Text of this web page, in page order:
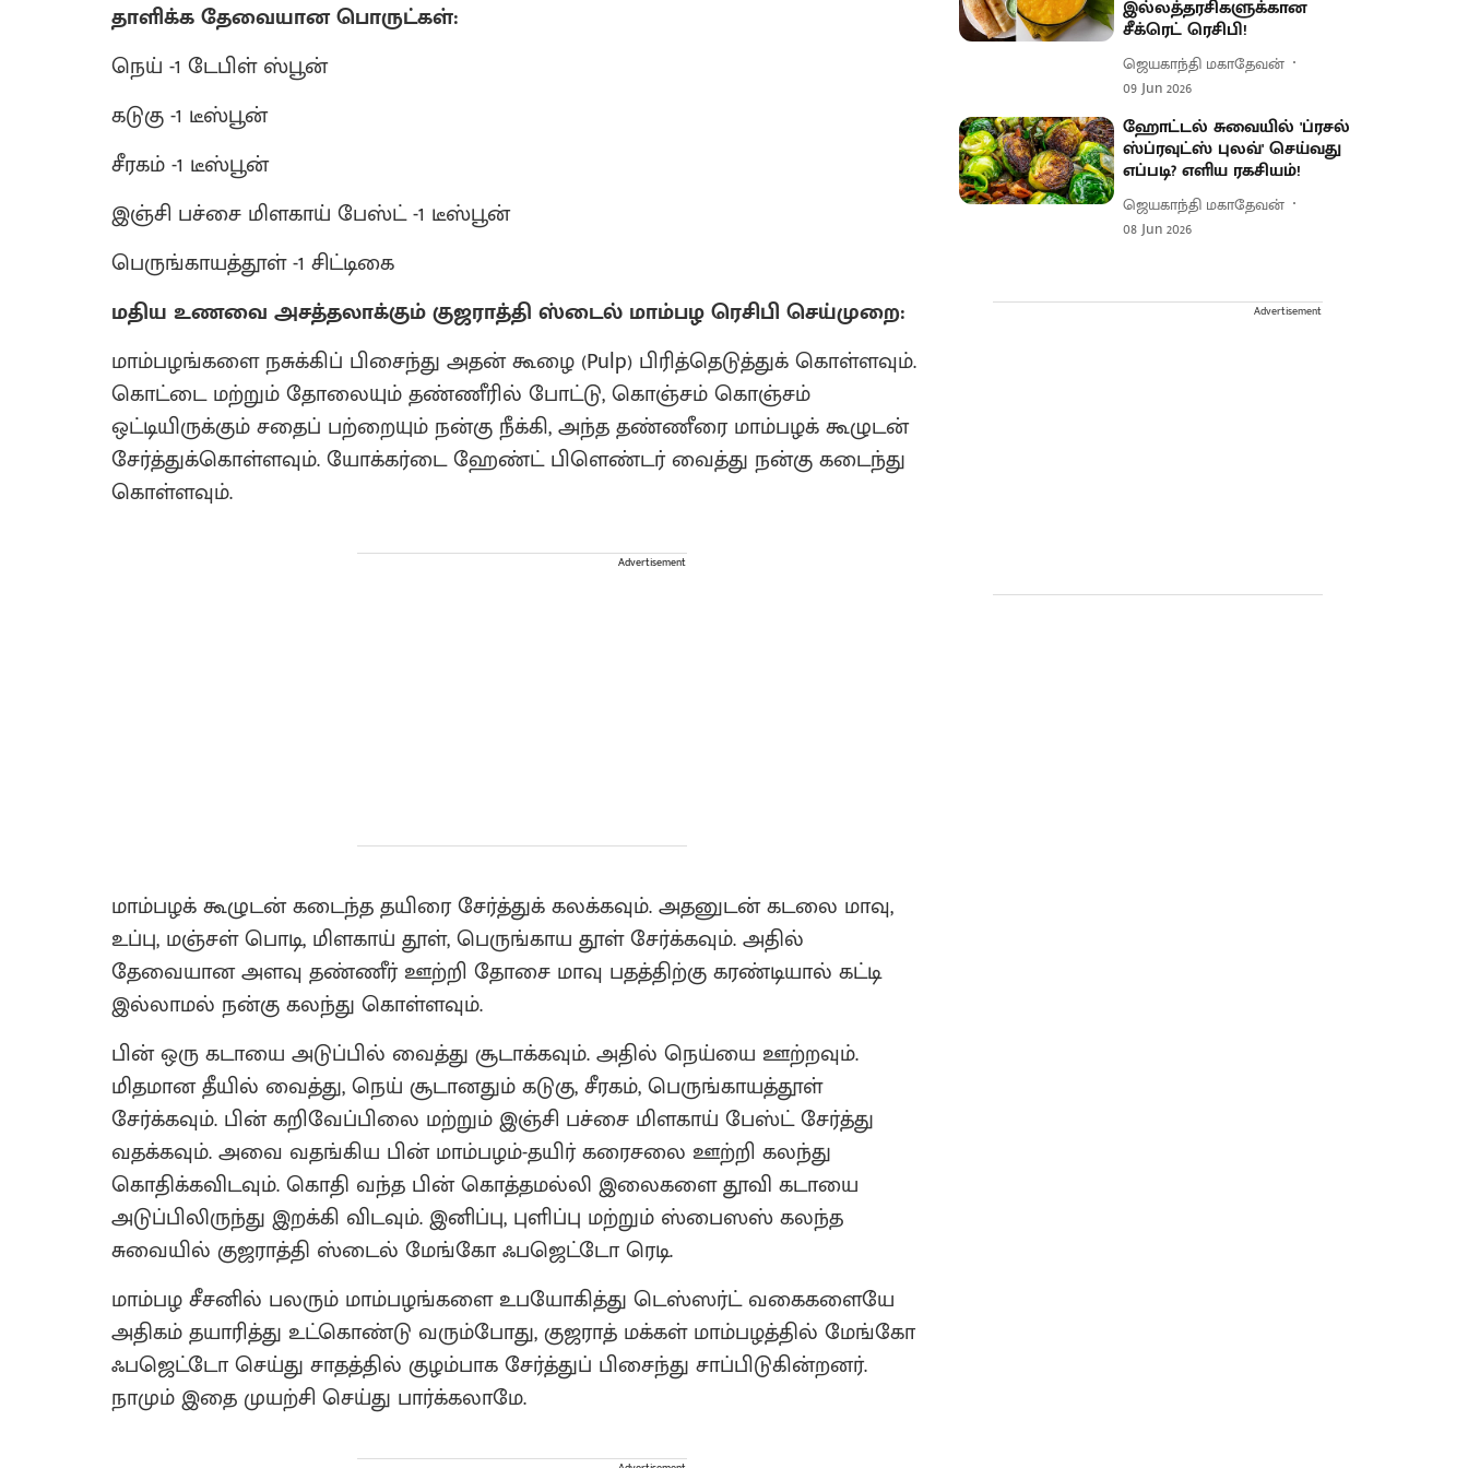
தாளிக்க தேவையான பொருட்கள்:
நெய் -1 டேபிள் ஸ்பூன்
கடுகு -1 டீஸ்பூன்
சீரகம் -1 டீஸ்பூன்
இஞ்சி பச்சை மிளகாய் பேஸ்ட் -1 டீஸ்பூன்
பெருங்காயத்தூள் -1 சிட்டிகை
மதிய உணவை அசத்தலாக்கும் குஜராத்தி ஸ்டைல் மாம்பழ ரெசிபி செய்முறை:
மாம்பழங்களை நசுக்கிப் பிசைந்து அதன் கூழை (Pulp) பிரித்தெடுத்துக் கொள்ளவும்.
கொட்டை மற்றும் தோலையும் தண்ணீரில் போட்டு, கொஞ்சம் கொஞ்சம்
ஒட்டியிருக்கும் சதைப் பற்றையும் நன்கு நீக்கி, அந்த தண்ணீரை மாம்பழக் கூழுடன்
சேர்த்துக்கொள்ளவும். யோக்கர்டை ஹேண்ட் பிளெண்டர் வைத்து நன்கு கடைந்து
கொள்ளவும்.
Advertisement
மாம்பழக் கூழுடன் கடைந்த தயிரை சேர்த்துக் கலக்கவும். அதனுடன் கடலை மாவு,
உப்பு, மஞ்சள் பொடி, மிளகாய் தூள், பெருங்காய தூள் சேர்க்கவும். அதில்
தேவையான அளவு தண்ணீர் ஊற்றி தோசை மாவு பதத்திற்கு கரண்டியால் கட்டி
இல்லாமல் நன்கு கலந்து கொள்ளவும்.
பின் ஒரு கடாயை அடுப்பில் வைத்து சூடாக்கவும். அதில் நெய்யை ஊற்றவும்.
மிதமான தீயில் வைத்து, நெய் சூடானதும் கடுகு, சீரகம், பெருங்காயத்தூள்
சேர்க்கவும். பின் கறிவேப்பிலை மற்றும் இஞ்சி பச்சை மிளகாய் பேஸ்ட் சேர்த்து
வதக்கவும். அவை வதங்கிய பின் மாம்பழம்-தயிர் கரைசலை ஊற்றி கலந்து
கொதிக்கவிடவும். கொதி வந்த பின் கொத்தமல்லி இலைகளை தூவி கடாயை
அடுப்பிலிருந்து இறக்கி விடவும். இனிப்பு, புளிப்பு மற்றும் ஸ்பைஸஸ் கலந்த
சுவையில் குஜராத்தி ஸ்டைல் மேங்கோ ஃபஜெட்டோ ரெடி.
மாம்பழ சீசனில் பலரும் மாம்பழங்களை உபயோகித்து டெஸ்ஸர்ட் வகைகளையே
அதிகம் தயாரித்து உட்கொண்டு வரும்போது, குஜராத் மக்கள் மாம்பழத்தில் மேங்கோ
ஃபஜெட்டோ செய்து சாதத்தில் குழம்பாக சேர்த்துப் பிசைந்து சாப்பிடுகின்றனர்.
நாமும் இதை முயற்சி செய்து பார்க்கலாமே.
இல்லத்தரசிகளுக்கான
சீக்ரெட் ரெசிபி!
ஜெயகாந்தி மகாதேவன்
09 Jun 2026
ஹோட்டல் சுவையில் 'ப்ரசல்
ஸ்ப்ரவுட்ஸ் புலவ்' செய்வது
எப்படி? எளிய ரகசியம்!
ஜெயகாந்தி மகாதேவன்
08 Jun 2026
Advertisement